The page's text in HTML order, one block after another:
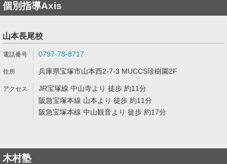
個別指導Axis
山本長尾校
0797-78-8717
兵庫県宝塚市山本西2-7-3 MUCCS珍樹園2F
JR宝塚線 中山寺より 徒歩 約11分
阪急宝塚本線 山本より 徒歩 約11分
阪急宝塚本線 中山観音より 徒歩 約17分
木村塾